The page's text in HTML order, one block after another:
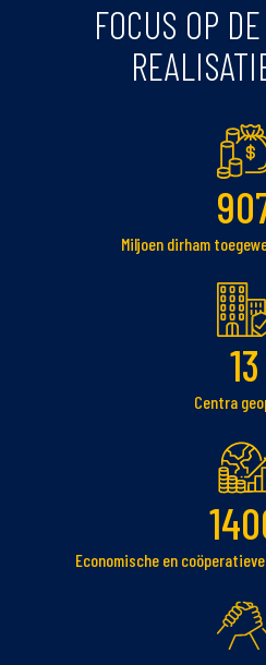
FOCUS OP
Miljoen dirham
13
Centra
Economische en